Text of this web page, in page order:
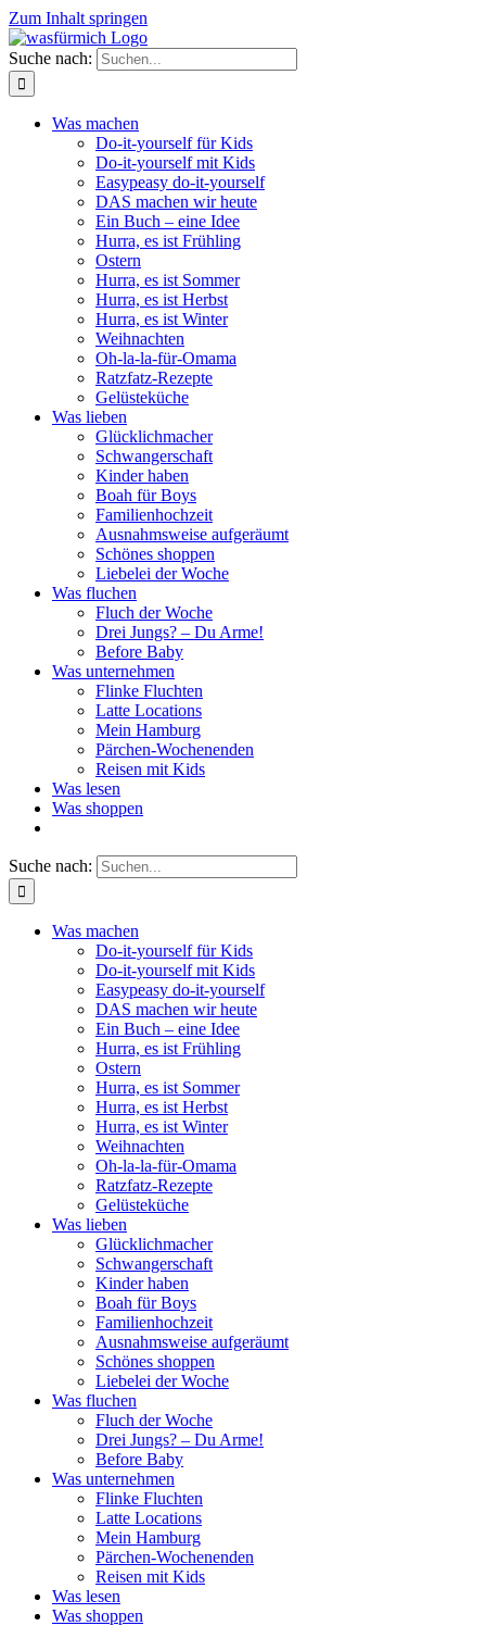
Zum Inhalt springen
Suche nach:
Was machen
Do-it-yourself für Kids
Do-it-yourself mit Kids
Easypeasy do-it-yourself
DAS machen wir heute
Ein Buch – eine Idee
Hurra, es ist Frühling
Ostern
Hurra, es ist Sommer
Hurra, es ist Herbst
Hurra, es ist Winter
Weihnachten
Oh-la-la-für-Omama
Ratzfatz-Rezepte
Gelüsteküche
Was lieben
Glücklichmacher
Schwangerschaft
Kinder haben
Boah für Boys
Familienhochzeit
Ausnahmsweise aufgeräumt
Schönes shoppen
Liebelei der Woche
Was fluchen
Fluch der Woche
Drei Jungs? – Du Arme!
Before Baby
Was unternehmen
Flinke Fluchten
Latte Locations
Mein Hamburg
Pärchen-Wochenenden
Reisen mit Kids
Was lesen
Was shoppen
Suche nach:
Was machen
Do-it-yourself für Kids
Do-it-yourself mit Kids
Easypeasy do-it-yourself
DAS machen wir heute
Ein Buch – eine Idee
Hurra, es ist Frühling
Ostern
Hurra, es ist Sommer
Hurra, es ist Herbst
Hurra, es ist Winter
Weihnachten
Oh-la-la-für-Omama
Ratzfatz-Rezepte
Gelüsteküche
Was lieben
Glücklichmacher
Schwangerschaft
Kinder haben
Boah für Boys
Familienhochzeit
Ausnahmsweise aufgeräumt
Schönes shoppen
Liebelei der Woche
Was fluchen
Fluch der Woche
Drei Jungs? – Du Arme!
Before Baby
Was unternehmen
Flinke Fluchten
Latte Locations
Mein Hamburg
Pärchen-Wochenenden
Reisen mit Kids
Was lesen
Was shoppen